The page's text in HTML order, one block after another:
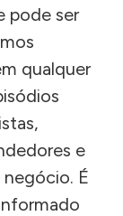
pode ser
qualquer
e
negócio. É